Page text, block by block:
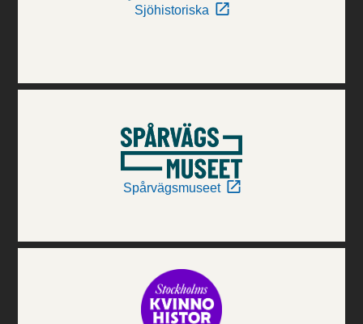
Sjöhistoriska
Spårvägsmuseet